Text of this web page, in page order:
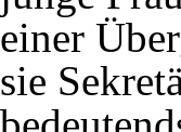
einer
sie